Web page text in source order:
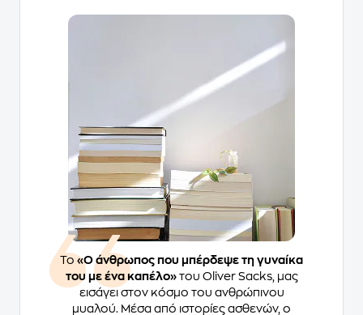
Το «Ο άνθρωπος που μπέρδεψε τη γυναίκα
του με ένα καπέλο»του Oliver Sacks, μας
εισάγει στον κόσμο του ανθρώπινου
μυαλού. Μέσα από ιστορίες ασθενών, ο